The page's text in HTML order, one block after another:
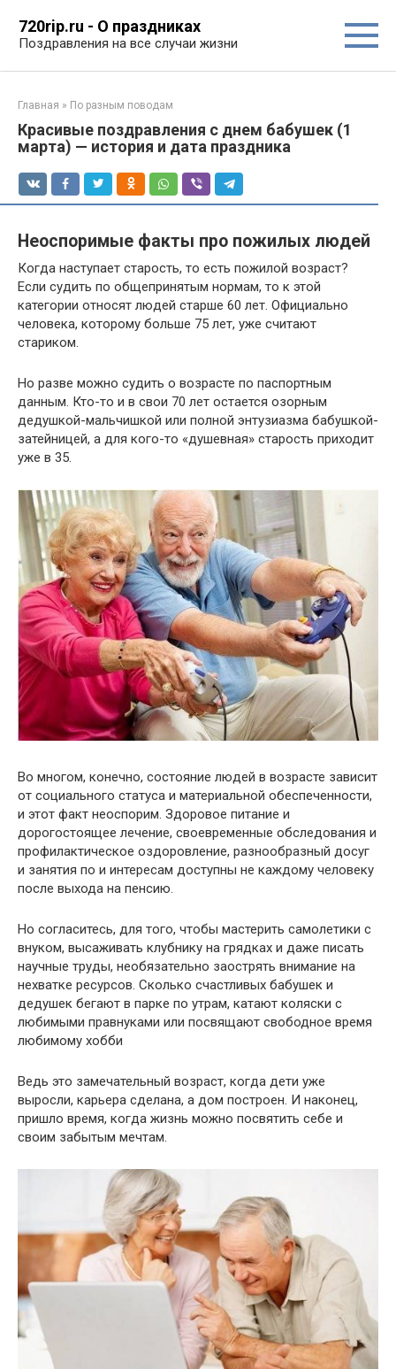
контенту
720rip.ru - О праздниках
Поздравления на все случаи жизни
Главная » По разным поводам
Красивые поздравления с днем бабушек (1
марта) — история и дата праздника
Неоспоримые факты про пожилых людей
Когда наступает старость, то есть пожилой возраст?
Если судить по общепринятым нормам, то к этой
категории относят людей старше 60 лет. Официально
человека, которому больше 75 лет, уже считают
стариком.
Но разве можно судить о возрасте по паспортным
данным. Кто-то и в свои 70 лет остается озорным
дедушкой-мальчишкой или полной энтузиазма бабушкой-
затейницей, а для кого-то «душевная» старость приходит
уже в 35.
Во многом, конечно, состояние людей в возрасте зависит
от социального статуса и материальной обеспеченности,
и этот факт неоспорим. Здоровое питание и
дорогостоящее лечение, своевременные обследования и
профилактическое оздоровление, разнообразный досуг
и занятия по и интересам доступны не каждому человеку
после выхода на пенсию.
Но согласитесь, для того, чтобы мастерить самолетики с
внуком, высаживать клубнику на грядках и даже писать
научные труды, необязательно заострять внимание на
нехватке ресурсов. Сколько счастливых бабушек и
дедушек бегают в парке по утрам, катают коляски с
любимыми правнуками или посвящают свободное время
любимому хобби
Ведь это замечательный возраст, когда дети уже
выросли, карьера сделана, а дом построен. И наконец,
пришло время, когда жизнь можно посвятить себе и
своим забытым мечтам.